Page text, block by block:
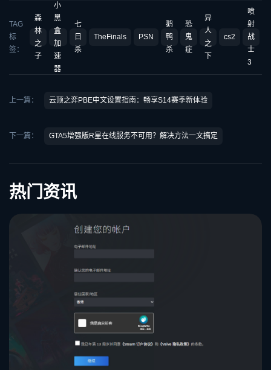
TAG
标
签：
森
林
之
子
小
黑
盒
加
速
器
七
日
杀
TheFinals PSN
鹅
鸭
杀
恐
鬼
症
异
人
之
下
cs2
喷
射
战
士
3
上一篇： 云顶之弈PBE中文设置指南：畅享S14赛季新体验
下一篇： GTA5增强版R星在线服务不可用？解决方法一文搞定
热门资讯